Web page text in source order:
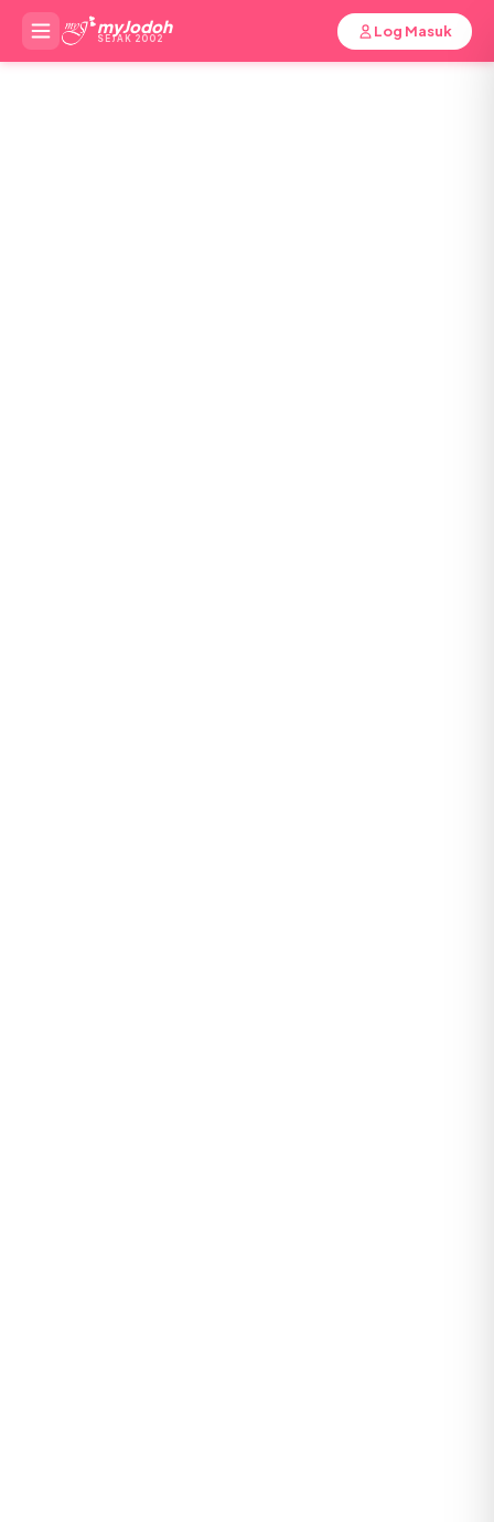
myJodoh
SEJAK 2002 Log Masuk